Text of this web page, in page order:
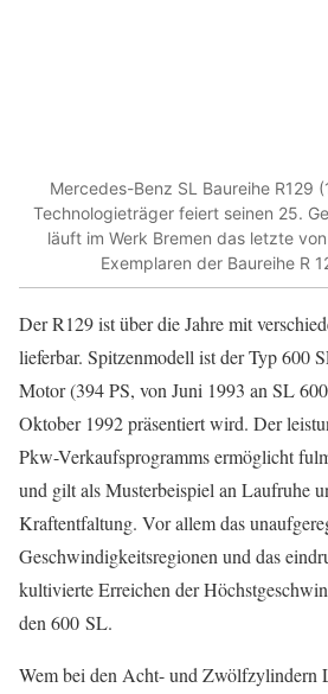
Mercedes-Benz SL Baureihe R129
Technologieträger feiert seinen 25.
läuft im Werk Bremen das letzte
Exemplaren der Baureihe R
Der R129 ist über die Jahre mit
lieferbar. Spitzenmodell ist der Typ 600
Motor (394 PS, von Juni 1993 an SL
Oktober 1992 präsentiert wird. Der
Pkw-Verkaufsprogramms ermöglicht
und gilt als Musterbeispiel an Laufruhe
Kraftentfaltung. Vor allem das
Geschwindigkeitsregionen und das
kultivierte Erreichen der
den 600 SL.
Wem bei den Acht- und Zwölfzylindern